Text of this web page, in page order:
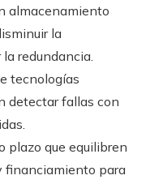
almacenamiento
la
redundancia.
tecnologías
detectar fallas con
plazo que equilibren
financiamiento para